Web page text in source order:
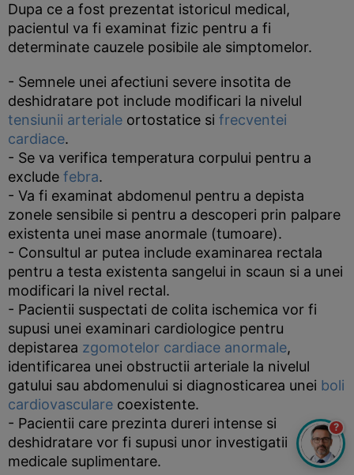
Dupa ce a fost prezentat istoricul medical,
pacientul va fi examinat fizic pentru a fi
determinate cauzele posibile ale simptomelor.
- Semnele unei afectiuni severe insotita de
deshidratare pot include modificari la nivelul
tensiunii arteriale ortostatice si frecventei
cardiace.
- Se va verifica temperatura corpului pentru a
exclude febra.
- Va fi examinat abdomenul pentru a depista
zonele sensibile si pentru a descoperi prin palpare
existenta unei mase anormale (tumoare).
- Consultul ar putea include examinarea rectala
pentru a testa existenta sangelui in scaun si a unei
modificari la nivel rectal.
- Pacientii suspectati de colita ischemica vor fi
supusi unei examinari cardiologice pentru
depistarea zgomotelor cardiace anormale,
identificarea unei obstructii arteriale la nivelul
gatului sau abdomenului si diagnosticarea unei boli
cardiovasculare coexistente.
- Pacientii care prezinta dureri intense si
deshidratare vor fi supusi unor investigatii
medicale suplimentare.
?